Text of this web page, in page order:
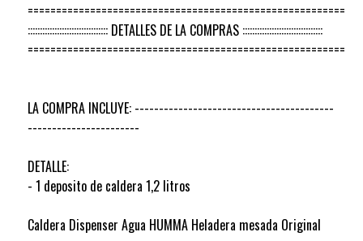
========================================================
::::::::::::::::::::::::::::::::: DETALLES DE LA COMPRAS :::::::::::::::::::::::::::::::::
========================================================
LA COMPRA INCLUYE: -----------------------------------------
-----------------------
DETALLE:
- 1 deposito de caldera 1,2 litros
Caldera Dispenser Agua HUMMA Heladera mesada Original